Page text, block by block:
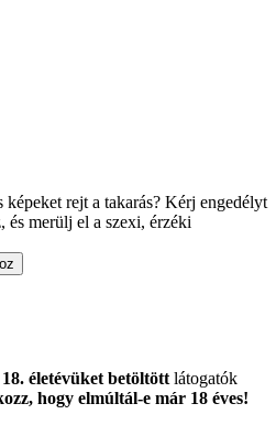
rejt a takarás? Kérj engedélyt
és merülj el a szexi, érzéki
18. életévüket betöltött látogatók
hogy elmúltál-e már 18 éves!